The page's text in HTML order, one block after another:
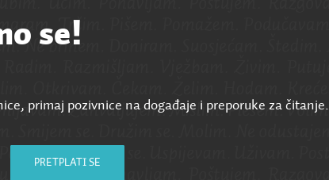
se!
primaj pozivnice na događaje i preporuke za čitanje.
PRETPLATI SE